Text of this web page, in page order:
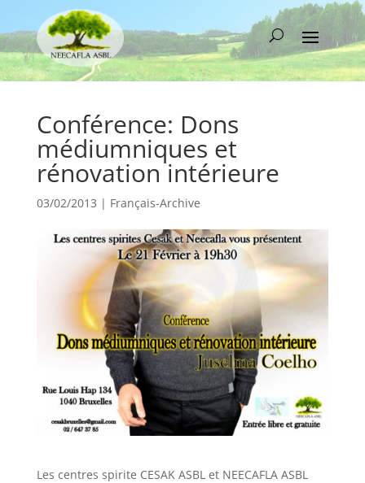
Conférence: Dons
médiumniques et
rénovation intérieure
03/02/2013 | Français-Archive
Les centres spirite CESAK ASBL et NEECAFLA ASBL